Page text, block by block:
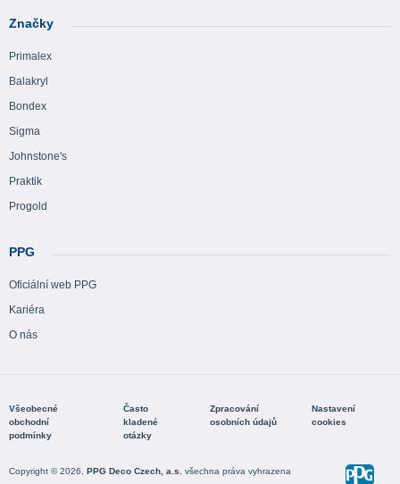
Značky
Primalex
Balakryl
Bondex
Sigma
Johnstone's
Praktik
Progold
PPG
Oficiální web PPG
Kariéra
O nás
Všeobecné
obchodní
podmínky
Často
kladené
otázky
Zpracování
osobních údajů
Nastavení
cookies
Copyright © 2026, PPG Deco Czech, a.s. všechna práva vyhrazena